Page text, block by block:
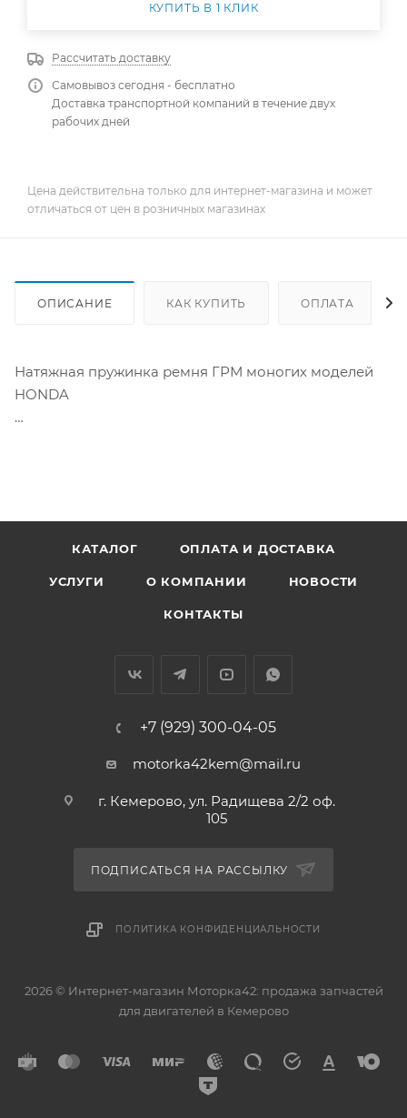
КУПИТЬ В 1 КЛИК
Рассчитать доставку
Самовывоз сегодня - бесплатно
Доставка транспортной компаний в течение двух
рабочих дней
Цена действительна только для интернет-магазина и может
отличаться от цен в розничных магазинах
ОПИСАНИЕ КАК КУПИТЬ ОПЛАТА
Натяжная пружинка ремня ГРМ моногих моделей
HONDA
КАТАЛОГ ОПЛАТА И ДОСТАВКА
УСЛУГИ О КОМПАНИИ НОВОСТИ
КОНТАКТЫ
+7 (929) 300-04-05
motorka42kem@mail.ru
г. Кемерово, ул. Радищева 2/2 оф.
105
ПОДПИСАТЬСЯ НА РАССЫЛКУ
ПОЛИТИКА КОНФИДЕНЦИАЛЬНОСТИ
2026 © Интернет-магазин Моторка42: продажа запчастей
для двигателей в Кемерово